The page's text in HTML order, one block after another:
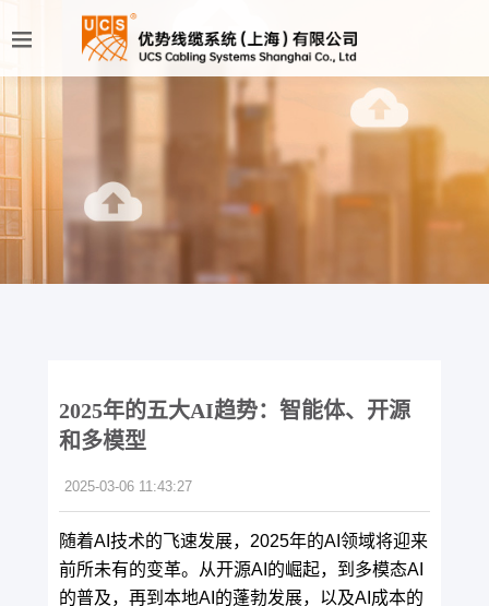
2025年的五大AI趋势：智能体、开源
和多模型
2025-03-06 11:43:27
随着AI技术的飞速发展，2025年的AI领域将迎来
前所未有的变革。从开源AI的崛起，到多模态AI
的普及，再到本地AI的蓬勃发展，以及AI成本的